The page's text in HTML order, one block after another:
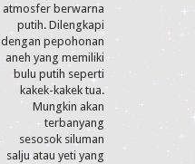
atmosfer berwarna
putih. Dilengkapi
dengan pepohonan
aneh yang memiliki
bulu putih seperti
kakek-kakek tua.
Mungkin akan
terbanyang
sesosok siluman
salju atau yeti yang